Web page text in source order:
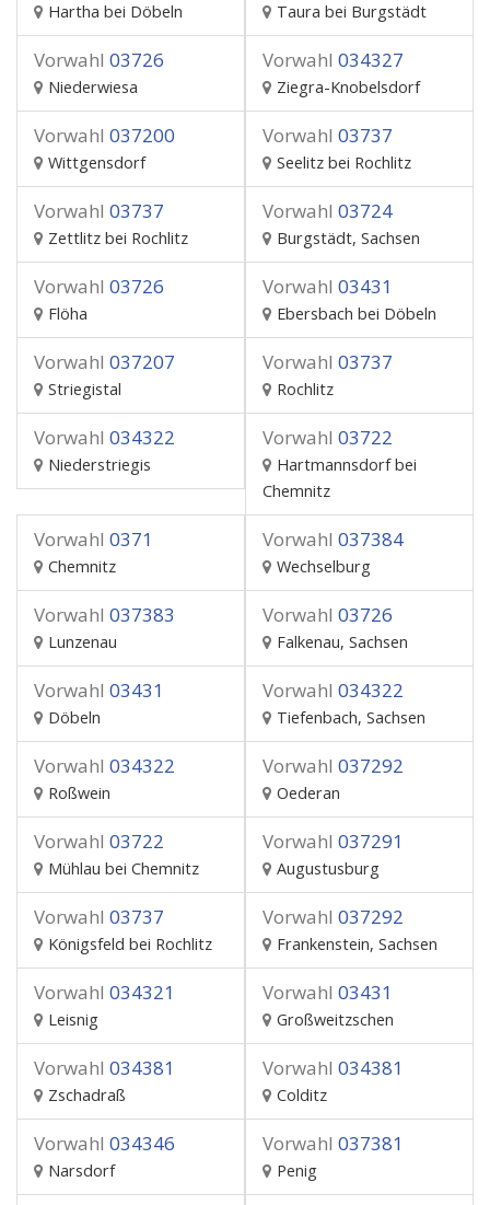
Hartha bei Döbeln Taura bei Burgstädt
Vorwahl 03726
Niederwiesa
Vorwahl 034327
Ziegra-Knobelsdorf
Vorwahl 037200
Wittgensdorf
Vorwahl 03737
Seelitz bei Rochlitz
Vorwahl 03737
Zettlitz bei Rochlitz
Vorwahl 03724
Burgstädt, Sachsen
Vorwahl 03726
Flöha
Vorwahl 03431
Ebersbach bei Döbeln
Vorwahl 037207
Striegistal
Vorwahl 03737
Rochlitz
Vorwahl 034322
Niederstriegis
Vorwahl 03722
Hartmannsdorf bei
Chemnitz
Vorwahl 0371
Chemnitz
Vorwahl 037384
Wechselburg
Vorwahl 037383
Lunzenau
Vorwahl 03726
Falkenau, Sachsen
Vorwahl 03431
Döbeln
Vorwahl 034322
Tiefenbach, Sachsen
Vorwahl 034322
Roßwein
Vorwahl 037292
Oederan
Vorwahl 03722
Mühlau bei Chemnitz
Vorwahl 037291
Augustusburg
Vorwahl 03737
Königsfeld bei Rochlitz
Vorwahl 037292
Frankenstein, Sachsen
Vorwahl 034321
Leisnig
Vorwahl 03431
Großweitzschen
Vorwahl 034381
Zschadraß
Vorwahl 034381
Colditz
Vorwahl 034346
Narsdorf
Vorwahl 037381
Penig